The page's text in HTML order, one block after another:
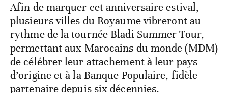
Afin de marquer cet anniversaire estival,
plusieurs villes du Royaume vibreront au
rythme de la tournée Bladi Summer Tour,
permettant aux Marocains du monde (MDM)
de célébrer leur attachement à leur pays
d’origine et à la Banque Populaire, fidèle
partenaire depuis six décennies.